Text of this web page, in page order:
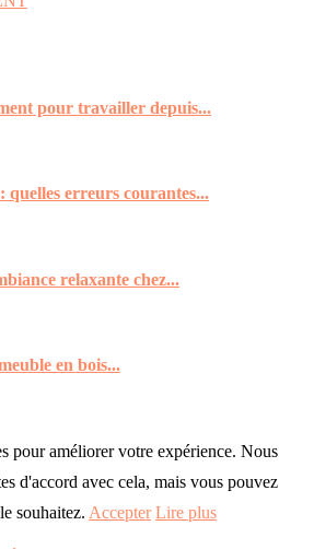
pour travailler depuis...
erreurs courantes...
relaxante chez...
en bois...
pour améliorer votre expérience. Nous
souhaitez.
& cookies